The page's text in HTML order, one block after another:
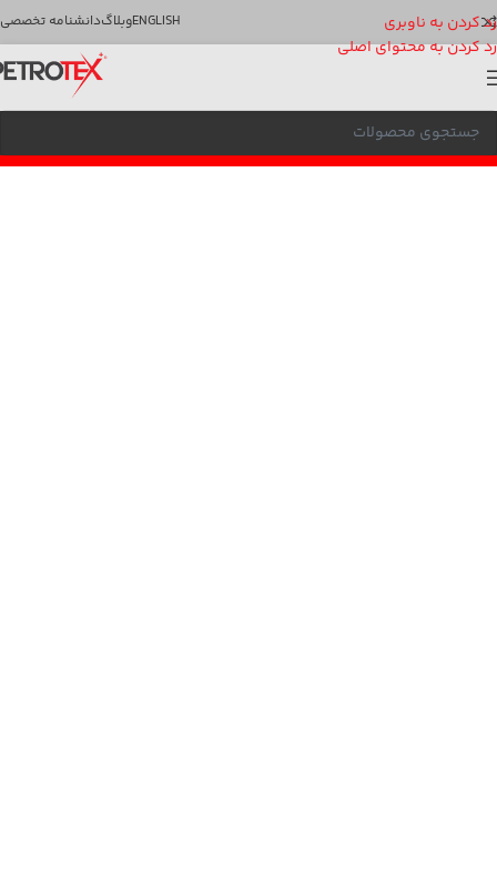
رد کردن به ناوبری
رد کردن به محتوای اصلی
ENGLISHوبلاگدانشنامه تخصصی